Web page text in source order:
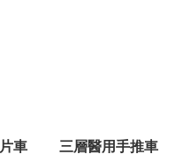
車 三層醫用手推車